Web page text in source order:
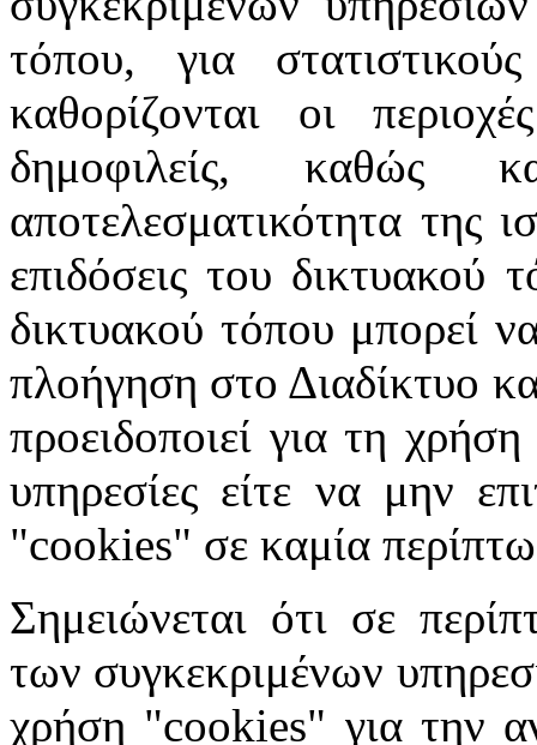
τόπου, για
καθορίζονται οι
δημοφιλείς,
αποτελεσματικότητα της
επιδόσεις του δικτυακού
δικτυακού τόπου μπορεί
πλοήγηση στο Διαδίκτυο
προειδοποιεί για τη
υπηρεσίες είτε να μην
"cookies" σε καμία
Σημειώνεται ότι σε
των συγκεκριμένων
χρήση "cookies" για την